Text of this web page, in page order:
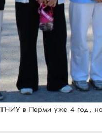
в Перми уже 4 год,